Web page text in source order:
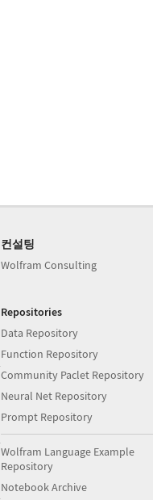
컨설팅
Wolfram Consulting
Repositories
Data Repository
Function Repository
Community Paclet Repository
Neural Net Repository
Prompt Repository
Wolfram Language Example
Repository
Notebook Archive